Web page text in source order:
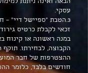
הבאה ואינה ניתנת
עסקי.
3.הטבת "ספיישל דיי" –
זכאי לקבלת כרטיס
במנה ראשונה או קינוח
הקבוצה, לבחירתו. תוקף
חודשים בלבד, כלומר